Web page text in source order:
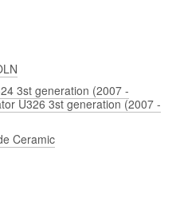
3st generation (2007 -
U326 3st generation (2007 -
Ceramic